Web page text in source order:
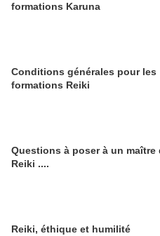
formations Karuna
Conditions générales pour les
formations Reiki
Questions à poser à un maître
Reiki ....
Reiki, éthique et humilité